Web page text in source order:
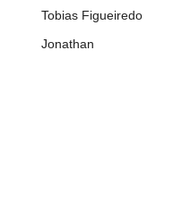
Tobias Figueiredo
Jonathan